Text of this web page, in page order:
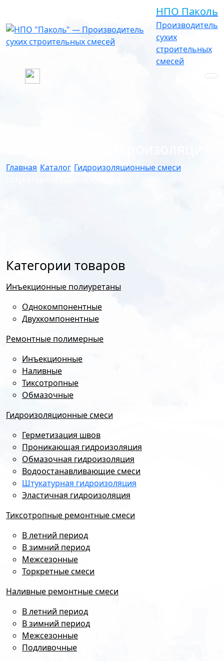
НПО Паколь
Производитель
сухих
строительных
смесей
Главная Каталог Гидроизоляционные смеси
Категории товаров
Инъекционные полиуретаны
Однокомпонентные
Двухкомпонентные
Ремонтные полимерные
Инъекционные
Наливные
Тиксотропные
Обмазочные
Гидроизоляционные смеси
Герметизация швов
Проникающая гидроизоляция
Обмазочная гидроизоляция
Водоостанавливающие смеси
Штукатурная гидроизоляция
Эластичная гидроизоляция
Тиксотропные ремонтные смеси
В летний период
В зимний период
Межсезонные
Торкретные смеси
Наливные ремонтные смеси
В летний период
В зимний период
Межсезонные
Подливочные